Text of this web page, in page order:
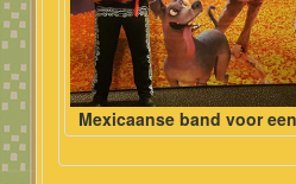
Mexicaanse band voor